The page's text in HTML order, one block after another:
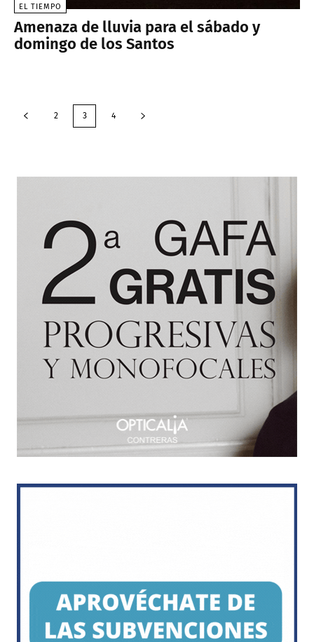
EL TIEMPO
Amenaza de lluvia para el sábado y
domingo de los Santos
2 3 4